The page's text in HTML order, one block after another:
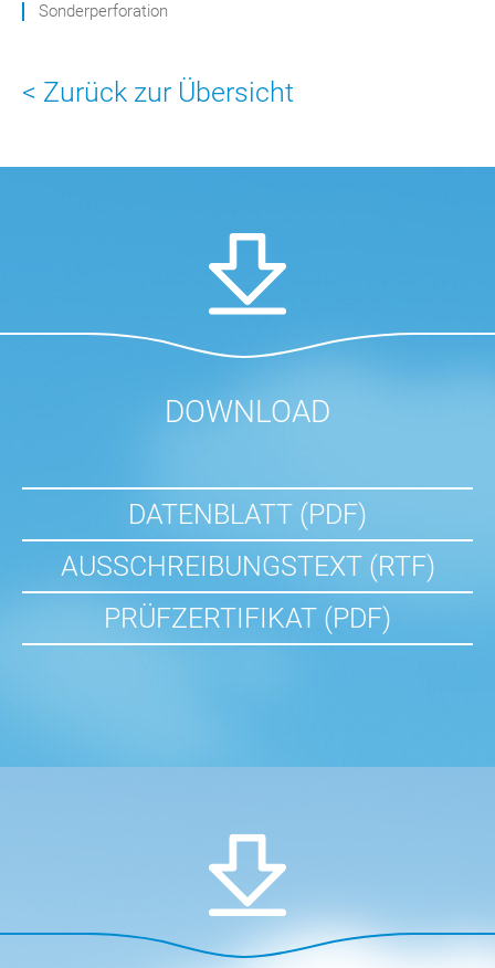
Sonderperforation
< Zurück zur Übersicht
DOWNLOAD
DATENBLATT (PDF)
AUSSCHREIBUNGSTEXT (RTF)
PRÜFZERTIFIKAT (PDF)